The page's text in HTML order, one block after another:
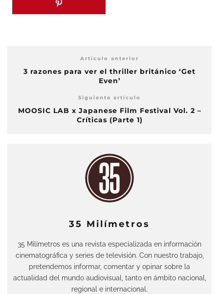
Artículo anterior
3 razones para ver el thriller británico ‘Get
Even’
Siguiente artículo
MOOSIC LAB x Japanese Film Festival Vol. 2 –
Críticas (Parte 1)
35 Milímetros
35 Milímetros es una revista especializada en información
cinematográfica y series de televisión. Con nuestro trabajo,
pretendemos informar, comentar y opinar sobre la
actualidad del mundo audiovisual, tanto en ámbito nacional,
regional e internacional.